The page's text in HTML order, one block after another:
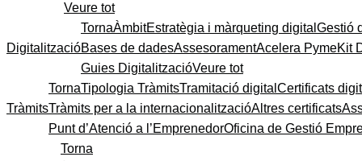
Veure tot
Digitalització
TornaÀmbitEstratègia i màrqueting digital Gestió
Bases de dadesAssesoramentAcelera PymeKit
Guies DigitalitzacióVeure tot
Tràmits
TornaTipologia TràmitsTramitació digital Certificats
Tràmits per a la internacionalitzacióAltres certificats
Punt d’Atenció a l’EmprenedorOficina de Gestió
Torna